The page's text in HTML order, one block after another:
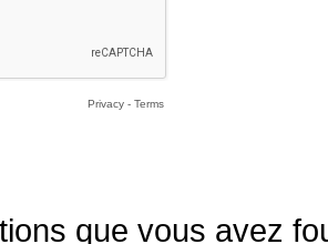
Privacy - Terms